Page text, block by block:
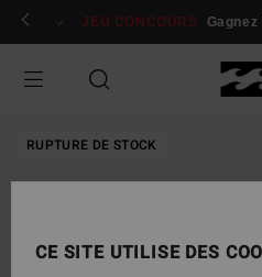
Passer
Se connecter / s'inscrire
JEU CONCOURS
RUPTURE DE STOCK
CE SITE UTILISE DES